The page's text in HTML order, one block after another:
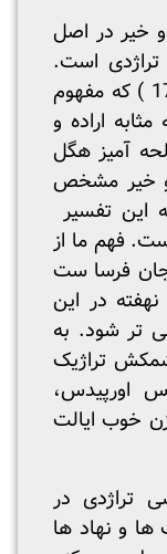
خیر در اصل
است.
حتی آرتور شوپنهاور ( 1860 – 1788 ) که مفهوم
اراده و
آمیز هگل
خیر مشخص
این تفسیر
فهم ما از
جان فرسا ست
در این
تر شود. به
تراژیک
اورپیدس،
زن خوب ایالت
تراژدی در
و نهاد ها